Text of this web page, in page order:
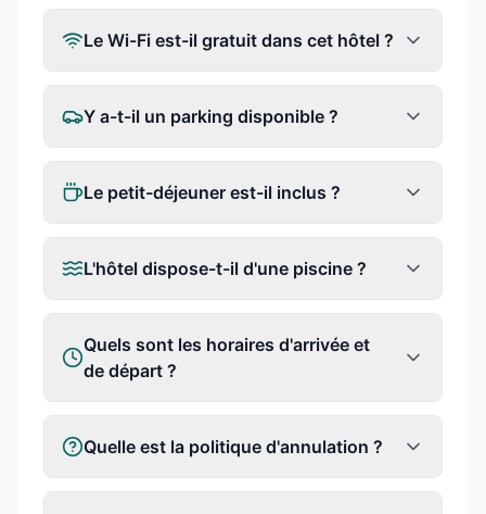
Le Wi-Fi est-il gratuit dans cet hôtel ?
Y a-t-il un parking disponible ?
Le petit-déjeuner est-il inclus ?
L'hôtel dispose-t-il d'une piscine ?
Quels sont les horaires d'arrivée et
de départ ?
Quelle est la politique d'annulation ?